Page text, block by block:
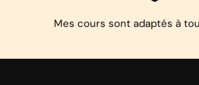
Mes cours sont adaptés à